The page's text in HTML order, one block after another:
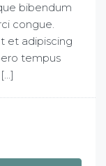
bibendum
congue.
et adipiscing
tempus